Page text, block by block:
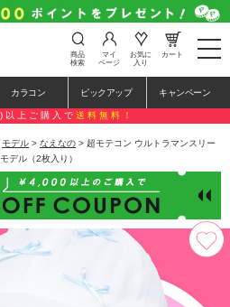
t
o
e
n
a
a
i
o
n
商品
検索
マイ
ページ
お気に
入り
カート
カラコン ピックアップ キャンペーン
上ご購入で 送料無料！
モデル > なえなの > 超モテコン ウルトラマンスリー
デル（2枚入り）